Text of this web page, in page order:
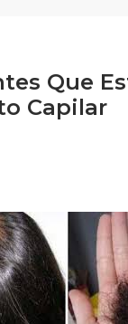
Que
Capilar